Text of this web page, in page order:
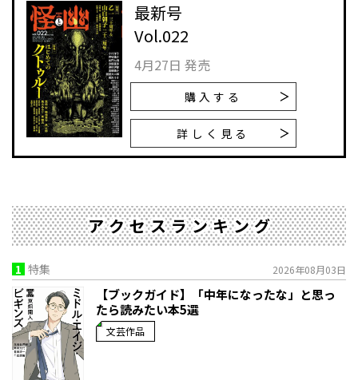
最新号
Vol.022
4月27日 発売
購入する
詳しく見る
アクセスランキング
1 特集 2026年08月03日
【ブックガイド】「中年になったな」と思っ
たら読みたい本5選
文芸作品